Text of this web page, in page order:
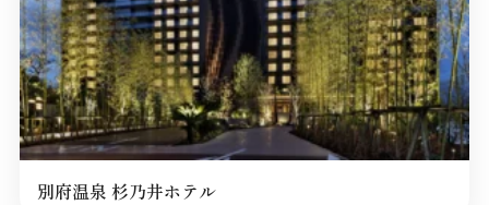
別府温泉 杉乃井ホテル